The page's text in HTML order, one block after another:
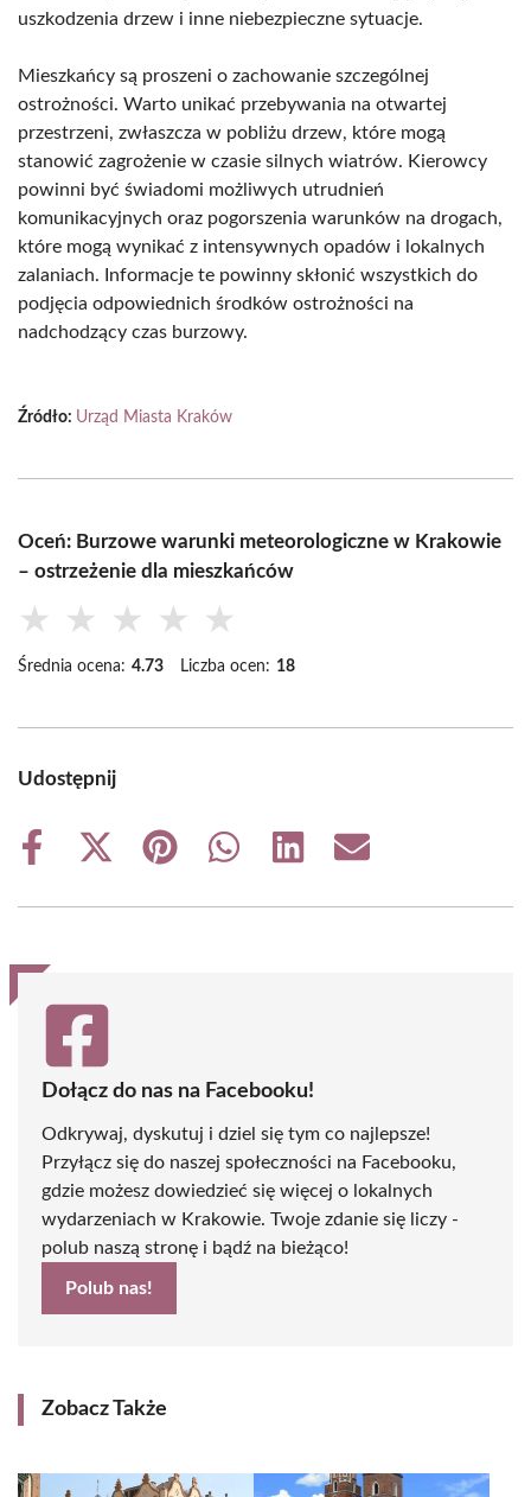
uszkodzenia drzew i inne niebezpieczne sytuacje.
Mieszkańcy są proszeni o zachowanie szczególnej
ostrożności. Warto unikać przebywania na otwartej
przestrzeni, zwłaszcza w pobliżu drzew, które mogą
stanowić zagrożenie w czasie silnych wiatrów. Kierowcy
powinni być świadomi możliwych utrudnień
komunikacyjnych oraz pogorszenia warunków na drogach,
które mogą wynikać z intensywnych opadów i lokalnych
zalaniach. Informacje te powinny skłonić wszystkich do
podjęcia odpowiednich środków ostrożności na
nadchodzący czas burzowy.
Źródło: Urząd Miasta Kraków
Oceń: Burzowe warunki meteorologiczne w Krakowie
– ostrzeżenie dla mieszkańców
★ ★ ★ ★ ★
Średnia ocena: 4.73 Liczba ocen: 18
Udostępnij
Share
Share
(Twitter)
Share
Share
Share
Share
Dołącz do nas na Facebooku!
Odkrywaj, dyskutuj i dziel się tym co najlepsze!
Przyłącz się do naszej społeczności na Facebooku,
gdzie możesz dowiedzieć się więcej o lokalnych
wydarzeniach w Krakowie. Twoje zdanie się liczy -
polub naszą stronę i bądź na bieżąco!
Polub nas!
Zobacz Także